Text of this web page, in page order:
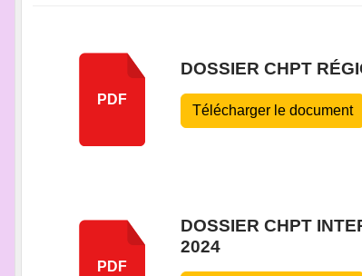
PDF
DOSSIER CHPT
Télécharger le document
PDF
DOSSIER CHPT
2024